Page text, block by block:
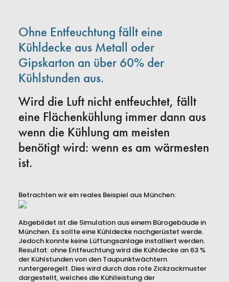
Ohne Entfeuchtung fällt eine
Kühldecke aus Metall oder
Gipskarton an über 60% der
Kühlstunden aus.
Wird die Luft nicht entfeuchtet, fällt
eine Flächenkühlung immer dann aus
wenn die Kühlung am meisten
benötigt wird: wenn es am wärmesten
ist.
Betrachten wir ein reales Beispiel aus München:
Abgebildet ist die Simulation aus einem Bürogebäude in
München. Es sollte eine Kühldecke nachgerüstet werde.
Jedoch konnte keine Lüftungsanlage installiert werden.
Resultat: ohne Entfeuchtung wird die Kühldecke an 63 %
der Kühlstunden von den Taupunktwächtern
runtergeregelt. Dies wird durch das rote Zickzackmuster
dargestellt, welches die Kühlleistung der